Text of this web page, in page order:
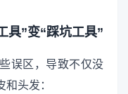
具”变“踩坑工具”
误区，导致不仅没
头发：